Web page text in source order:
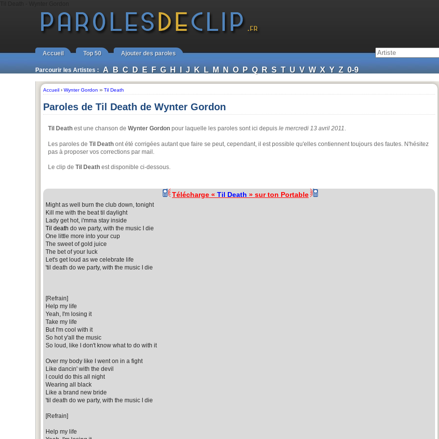
Accueil Top 50 Ajouter des paroles
Parcourir les Artistes : A B C D E F G H I J K L M N O P Q R S T U V W X Y Z 0-9
Accueil › Wynter Gordon ›› Til Death
Paroles de Til Death de Wynter Gordon
Til Death est une chanson de Wynter Gordon pour laquelle les paroles sont ici depuis le mercredi 13 avril 2011.
Les paroles de Til Death ont été corrigées autant que faire se peut, cependant, il est possible qu'elles contiennent toujours des fautes. N'hésitez
pas à proposer vos corrections par mail.
Le clip de Til Death est disponible ci-dessous.
Télécharge « Til Death » sur ton Portable
Might as well burn the club down, tonight
Kill me with the beat til daylight
Lady get hot, i'mma stay inside
Til death do we party, with the music I die
One little more into your cup
The sweet of gold juice
The bet of your luck
Let's get loud as we celebrate life
'til death do we party, with the music I die
[Refrain]
Help my life
Yeah, I'm losing it
Take my life
But I'm cool with it
So hot y'all the music
So loud, like I don't know what to do with it
Over my body like I went on in a fight
Like dancin' with the devil
I could do this all night
Wearing all black
Like a brand new bride
'til death do we party, with the music I die
[Refrain]
Help my life